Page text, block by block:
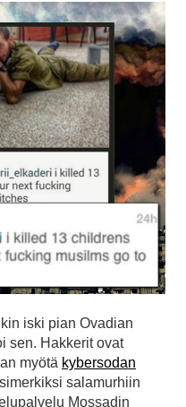
iski pian Ovadian
sen. Hakkerit ovat
myötä kybersodan
salamurhiin
Mossadin